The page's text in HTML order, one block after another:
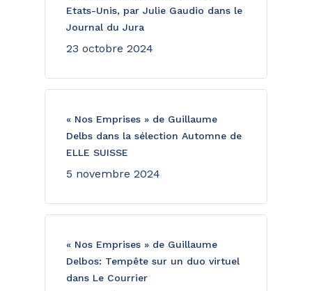
Etats-Unis, par Julie Gaudio dans le
Journal du Jura
23 octobre 2024
« Nos Emprises » de Guillaume
Delbs dans la sélection Automne de
ELLE SUISSE
5 novembre 2024
« Nos Emprises » de Guillaume
Delbos: Tempête sur un duo virtuel
dans Le Courrier